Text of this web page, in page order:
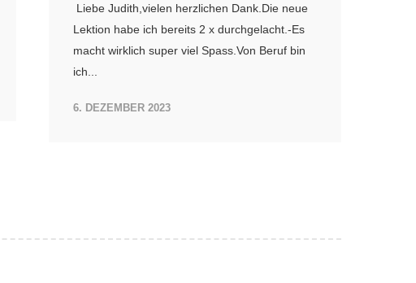
Liebe Judith,vielen herzlichen Dank.Die neue
Lektion habe ich bereits 2 x durchgelacht.-Es
macht wirklich super viel Spass.Von Beruf bin
ich...
6. DEZEMBER 2023